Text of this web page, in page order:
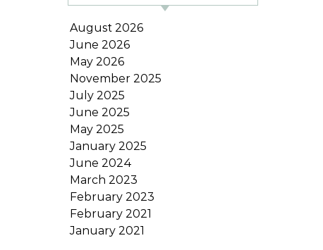
August 2026
June 2026
May 2026
November 2025
July 2025
June 2025
May 2025
January 2025
June 2024
March 2023
February 2023
February 2021
January 2021